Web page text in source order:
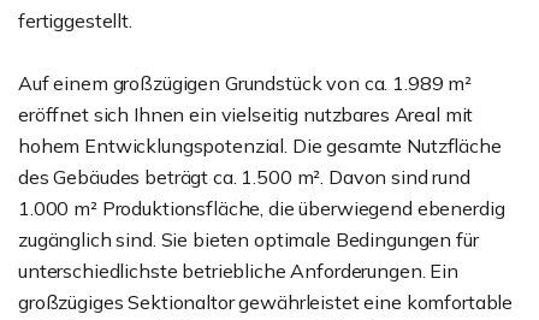
fertiggestellt.
Auf einem großzügigen Grundstück von ca. 1.989 m²
eröffnet sich Ihnen ein vielseitig nutzbares Areal mit
hohem Entwicklungspotenzial. Die gesamte Nutzfläche
des Gebäudes beträgt ca. 1.500 m². Davon sind rund
1.000 m² Produktionsfläche, die überwiegend ebenerdig
zugänglich sind. Sie bieten optimale Bedingungen für
unterschiedlichste betriebliche Anforderungen. Ein
großzügiges Sektionaltor gewährleistet eine komfortable